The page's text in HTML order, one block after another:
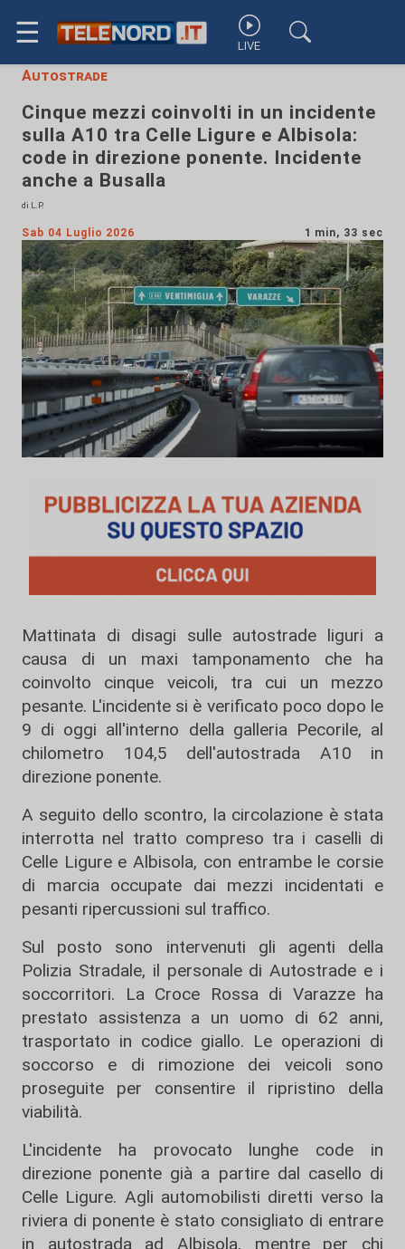
☰ LIVE
Autostrade
Cinque mezzi coinvolti in un incidente
sulla A10 tra Celle Ligure e Albisola:
code in direzione ponente. Incidente
anche a Busalla
di L.P.
Sab 04 Luglio 2026 1 min, 33 sec
Mattinata di disagi sulle autostrade liguri a
causa di un maxi tamponamento che ha
coinvolto cinque veicoli, tra cui un mezzo
pesante. L'incidente si è verificato poco dopo le
9 di oggi all'interno della galleria Pecorile, al
chilometro 104,5 dell'autostrada A10 in
direzione ponente.
A seguito dello scontro, la circolazione è stata
interrotta nel tratto compreso tra i caselli di
Celle Ligure e Albisola, con entrambe le corsie
di marcia occupate dai mezzi incidentati e
pesanti ripercussioni sul traffico.
Sul posto sono intervenuti gli agenti della
Polizia Stradale, il personale di Autostrade e i
soccorritori. La Croce Rossa di Varazze ha
prestato assistenza a un uomo di 62 anni,
trasportato in codice giallo. Le operazioni di
soccorso e di rimozione dei veicoli sono
proseguite per consentire il ripristino della
viabilità.
L'incidente ha provocato lunghe code in
direzione ponente già a partire dal casello di
Celle Ligure. Agli automobilisti diretti verso la
riviera di ponente è stato consigliato di entrare
in autostrada ad Albisola, mentre per chi